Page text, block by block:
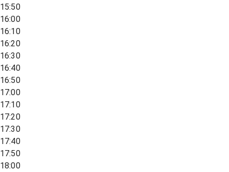
15:50
16:00
16:10
16:20
16:30
16:40
16:50
17:00
17:10
17:20
17:30
17:40
17:50
18:00